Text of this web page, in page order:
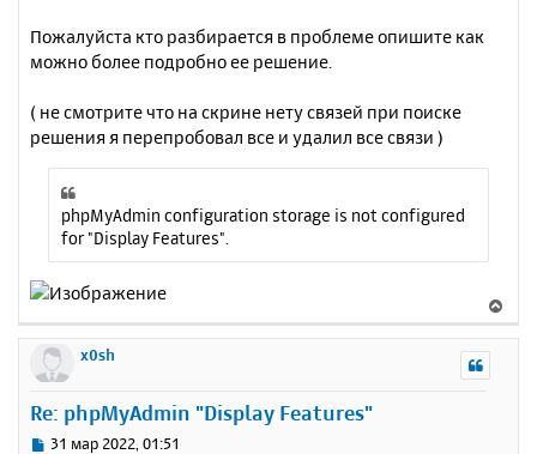
Пожалуйста кто разбирается в проблеме опишите как
можно более подробно ее решение.
( не смотрите что на скрине нету связей при поиске
решения я перепробовал все и удалил все связи )
phpMyAdmin configuration storage is not configured
for "Display Features".
е
x0sh
Re: phpMyAdmin "Display Features"
С31 мар 2022, 01:51